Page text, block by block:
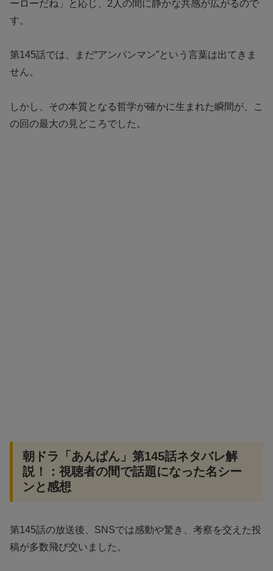
ーローだね」と応じ、2人の間に静かな共感が広がるので
す。
第145話では、まだ“アンパンマン”という言葉は出てきま
せん。
しかし、その本質となる哲学が確かに生まれた瞬間が、こ
の回の最大の見どころでした。
朝ドラ「あんぱん」第145話ネタバレ解
説！：視聴者の間で話題になった名シー
ンと感想
第145話の放送後、SNSでは感動や驚き、考察を交えた投
稿が多数飛び交いました。